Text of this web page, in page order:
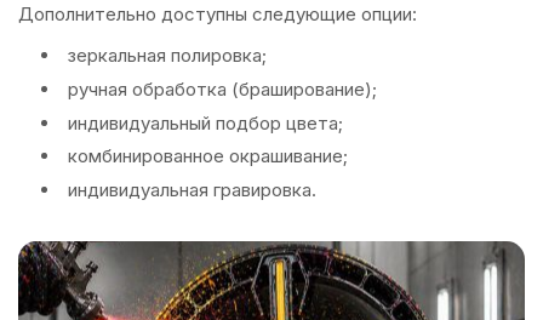
Дополнительно доступны следующие опции:
зеркальная полировка;
ручная обработка (браширование);
индивидуальный подбор цвета;
комбинированное окрашивание;
индивидуальная гравировка.